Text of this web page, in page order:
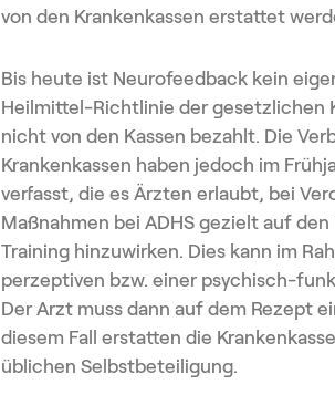
von den Krankenkassen erstattet
Bis heute ist Neurofeedback kein
Heilmittel-Richtlinie der gesetzlichen
nicht von den Kassen bezahlt. Die
Krankenkassen haben jedoch im
verfasst, die es Ärzten erlaubt, bei
Maßnahmen bei ADHS gezielt auf
Training hinzuwirken. Dies kann im
perzeptiven bzw. einer psychisch-
Der Arzt muss dann auf dem Rezept
diesem Fall erstatten die
üblichen Selbstbeteiligung.